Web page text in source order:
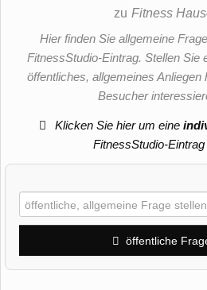
zu Fitness
Hier finden Sie allgemeine
FitnessStudio-Eintrag. Stellen Sie
öffentliches, allgemeines Anliegen
Besucher
Klicken Sie hier um eine
FitnessStudio-
öffentliche